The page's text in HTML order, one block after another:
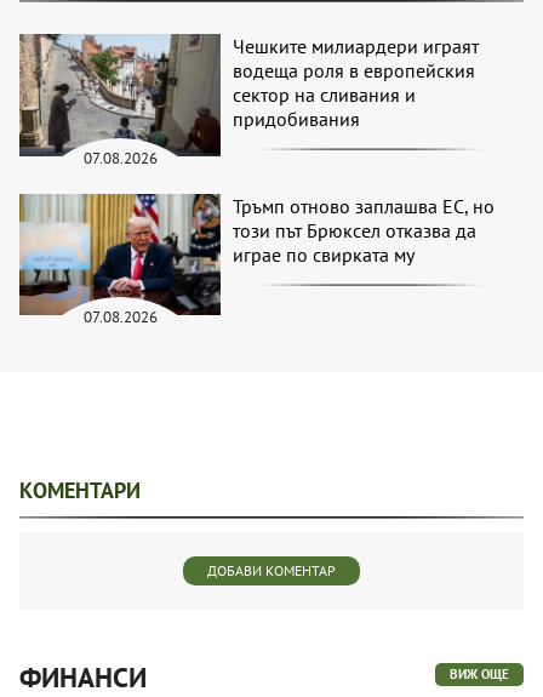
07.08.2026
Чешките милиардери играят
водеща роля в европейския
сектор на сливания и
придобивания
07.08.2026
Тръмп отново заплашва ЕС, но
този път Брюксел отказва да
играе по свирката му
КОМЕНТАРИ
ДОБАВИ КОМЕНТАР
ФИНАНСИ ВИЖ ОЩЕ